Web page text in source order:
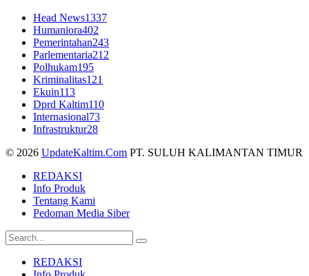
Head News1337
Humaniora402
Pemerintahan243
Parlementaria212
Polhukam195
Kriminalitas121
Ekuin113
Dprd Kaltim110
Internasional73
Infrastruktur28
© 2026 UpdateKaltim.Com PT. SULUH KALIMANTAN TIMUR
REDAKSI
Info Produk
Tentang Kami
Pedoman Media Siber
REDAKSI